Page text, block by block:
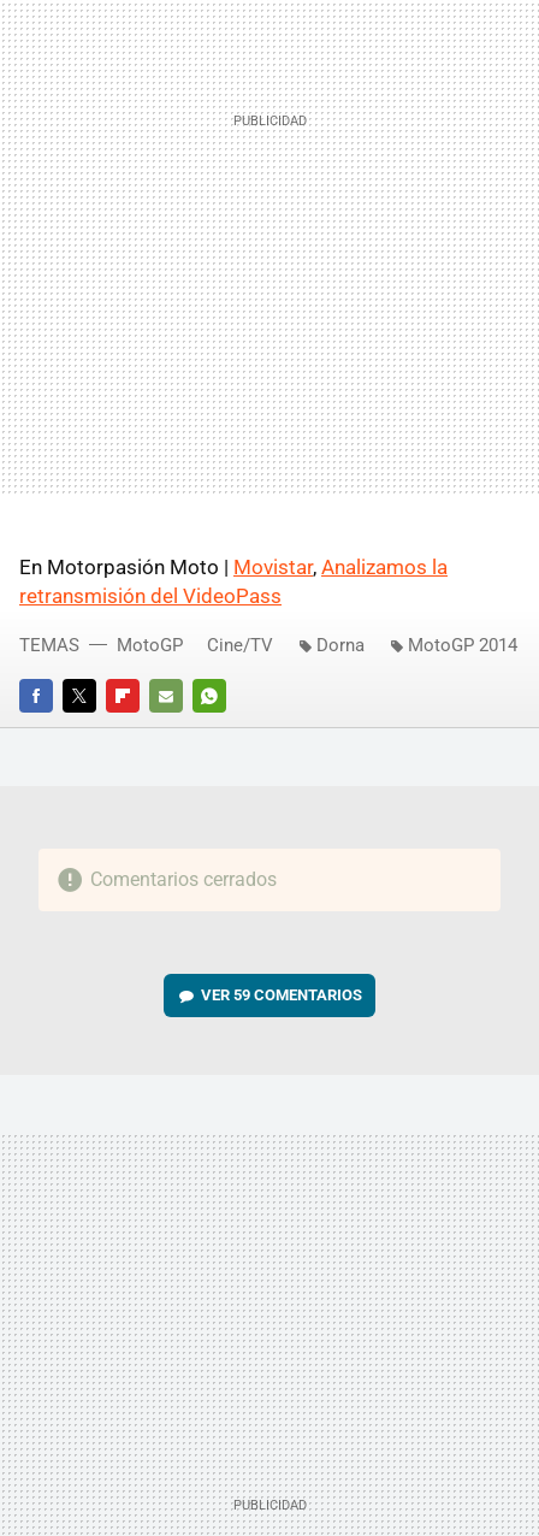
En Motorpasión Moto | Movistar, Analizamos la
retransmisión del VideoPass
FACEBOOKTWITTERFLIPBOARD
E-
WHATSAPP
TEMAS MotoGP Cine/TV Dorna MotoGP 2014
Comentarios cerrados
VER 59 COMENTARIOS